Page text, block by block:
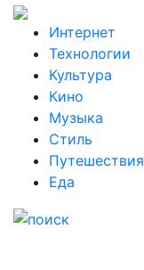
Интернет
Технологии
Культура
Кино
Музыка
Стиль
Путешествия
Еда